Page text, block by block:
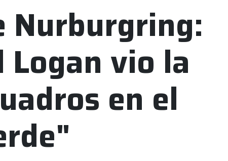
Nurburgring:
Logan vio la
en el